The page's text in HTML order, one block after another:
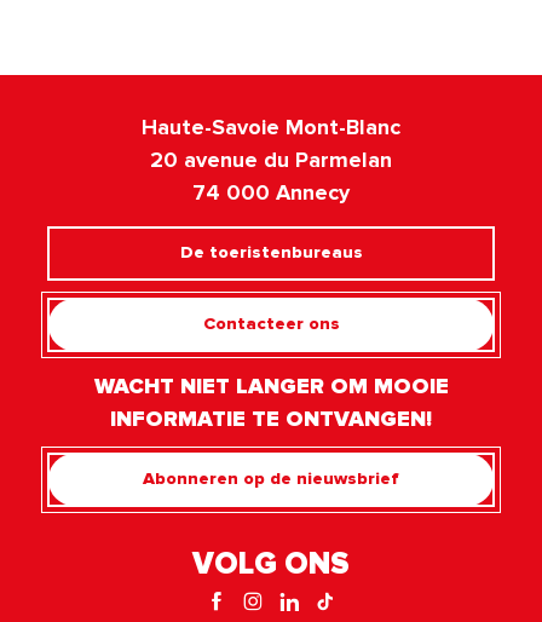
Haute-Savoie Mont-Blanc
20 avenue du Parmelan
74 000 Annecy
De toeristenbureaus
Contacteer ons
WACHT NIET LANGER OM MOOIE
INFORMATIE TE ONTVANGEN!
Abonneren op de nieuwsbrief
VOLG ONS